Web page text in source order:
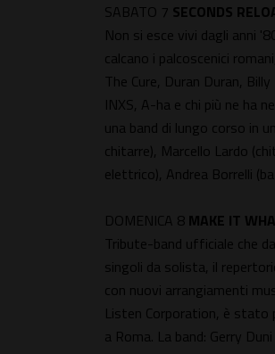
SABATO 7 SECONDS
Non si esce vivi dagli anni
calcano i palcoscenici
The Cure, Duran Duran,
INXS, A-ha e chi più ne ha
una band di lungo corso in
chitarre), Marcello Lardo
elettrico), Andrea Borrelli
DOMENICA 8 MAKE IT
Tribute-band ufficiale che
singoli da solista, il
con nuovi arrangiamenti
Listen Corporation, è
a Roma. La band: Gerry